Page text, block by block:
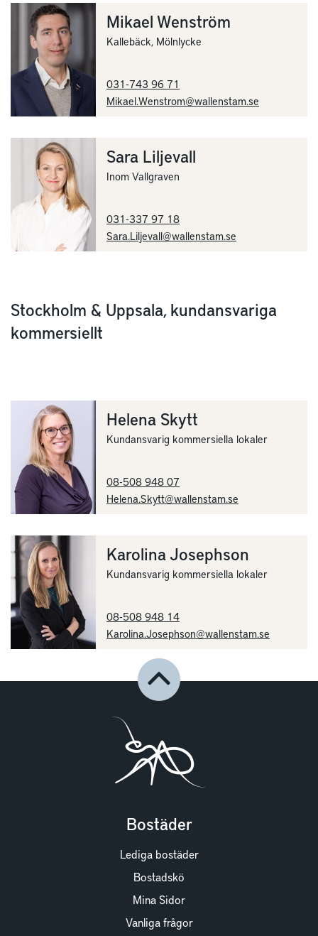
Mikael Wenström
Kallebäck, Mölnlycke
031-743 96 71
Mikael.Wenstrom@wallenstam.se
Sara Liljevall
Inom Vallgraven
031-337 97 18
Sara.Liljevall@wallenstam.se
Stockholm & Uppsala, kundansvariga
kommersiellt
Helena Skytt
Kundansvarig kommersiella lokaler
08-508 948 07
Helena.Skytt@wallenstam.se
Karolina Josephson
Kundansvarig kommersiella lokaler
08-508 948 14
Karolina.Josephson@wallenstam.se
Bostäder
Lediga bostäder
Bostadskö
Mina Sidor
Vanliga frågor